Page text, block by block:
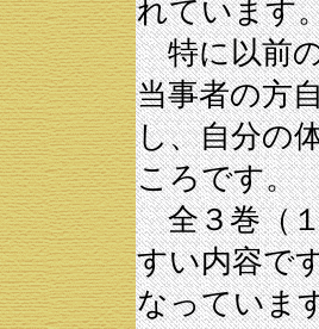
れています
特に以前の
当事者の方
し、自分の
ころです。
全３巻（１
すい内容で
なっていま